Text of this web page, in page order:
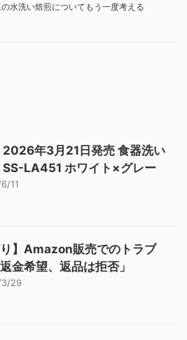
水洗い焙煎についてもう一度考える
2026年3月21日発売 食器洗い
SS-LA451 ホワイト×グレー
11
り】Amazon販売でのトラブ
金希望、返品は拒否」
29